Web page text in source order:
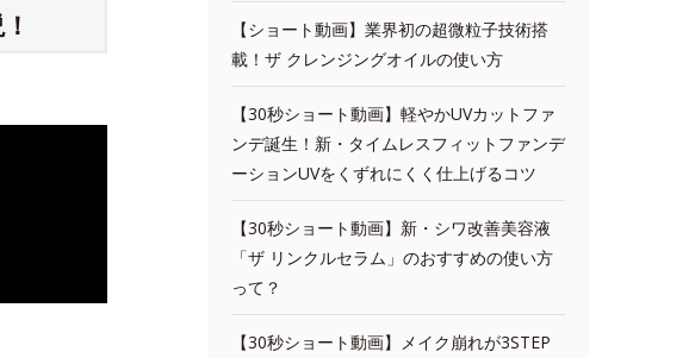
【ショート動画】業界初の超微粒子技術搭
載！ザ クレンジングオイルの使い方
【30秒ショート動画】軽やかUVカットファ
ンデ誕生！新・タイムレスフィットファンデ
ーションUVをくずれにくく仕上げるコツ
【30秒ショート動画】新・シワ改善美容液
「ザ リンクルセラム」のおすすめの使い方
って？
【30秒ショート動画】メイク崩れが3STEP